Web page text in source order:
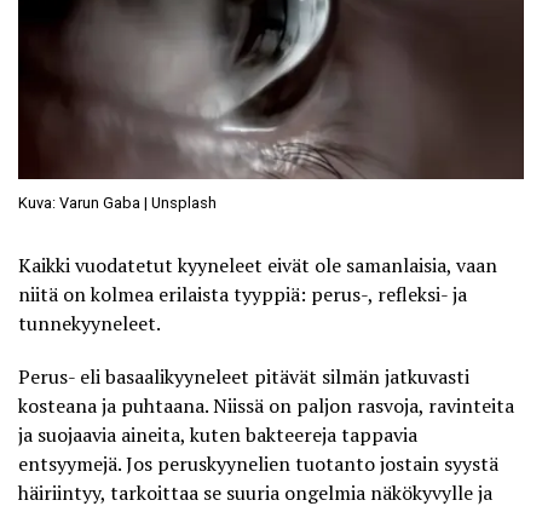
Kuva: Varun Gaba | Unsplash
Kaikki vuodatetut kyyneleet eivät ole samanlaisia, vaan
niitä on kolmea erilaista tyyppiä: perus-, refleksi- ja
tunnekyyneleet.
Perus- eli basaalikyyneleet pitävät silmän jatkuvasti
kosteana ja puhtaana. Niissä on paljon rasvoja, ravinteita
ja suojaavia aineita, kuten bakteereja tappavia
entsyymejä. Jos peruskyynelien tuotanto jostain syystä
häiriintyy, tarkoittaa se suuria ongelmia näkökyvylle ja